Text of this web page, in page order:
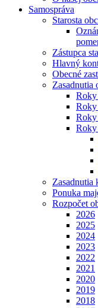
Samospráva
Starosta
Zástupca
Hlavný
Obecné
Zasadnutia
Roky
Roky
Roky
Roky
Zasadnutia
Ponuka
Rozpočet
2026
2025
2024
2023
2022
2021
2020
2019
2018